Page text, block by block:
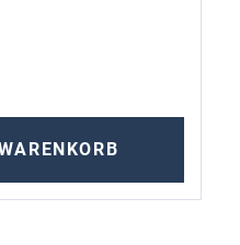
den gewünschten